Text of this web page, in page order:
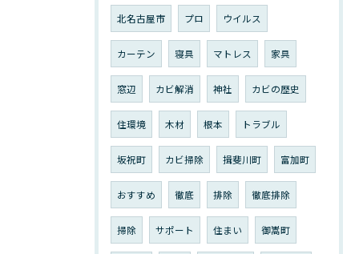
北名古屋市 プロ ウイルス
カーテン 寝具 マトレス 家具
窓辺 カビ解消 神社 カビの歴史
住環境 木材 根本 トラブル
坂祝町 カビ掃除 揖斐川町 富加町
おすすめ 徹底 排除 徹底排除
掃除 サポート 住まい 御嵩町